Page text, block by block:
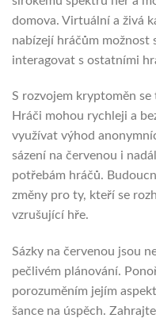
domova. Virtuální a živá
nabízejí hráčům možnost
interagovat s ostatními
S rozvojem kryptoměn
Hráči mohou rychleji a
využívat výhod
sázení na červenou i
potřebám hráčů.
změny pro ty, kteří se
vzrušující hře.
Sázky na červenou jsou
pečlivém plánování.
porozuměním jejím
šance na úspěch.